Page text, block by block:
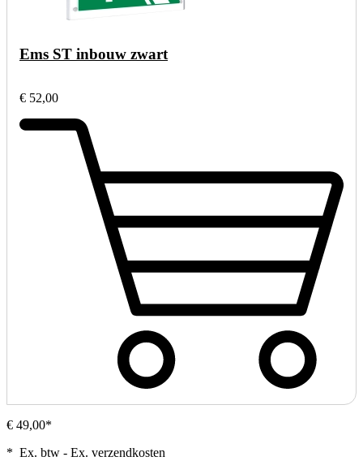
Ems ST inbouw zwart
€ 52,00
€ 49,00*
* Ex. btw - Ex. verzendkosten